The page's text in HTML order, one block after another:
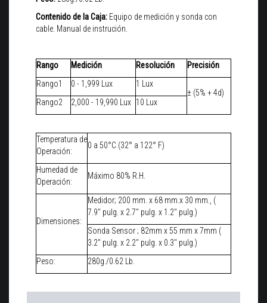
Contenido de la Caja: Equipo de medición y sonda con
cable. Manual de instrución.
Rango Medición Resolución
Precisión
Rango1
0 - 1,999 Lux
1 Lux
± (5% + 4d)
Rango2
2,000 - 19,990 Lux 10 Lux
Temperatura de
Operación:
0 a 50°C (32° a 122° F)
Humedad de
Operación:
Máximo 80% R.H.
Dimensiones:
Medidor; 200 mm. x 68 mm.x 30 mm., (
7.9" pulg. x 2.7" pulg. x 1.2" pulg.)
Sonda Sensor ; 82mm x 55 mm x 7mm (
3.2" pulg. x 2.2" pulg. x 0.3" pulg.)
Peso:
280g./0.62 Lb.